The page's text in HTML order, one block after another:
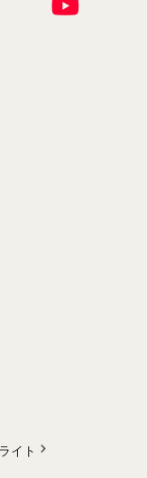
イト